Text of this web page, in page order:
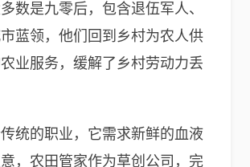
数是九零后，包含退伍军人、
蓝领，他们回到乡村为农人供
业服务，缓解了乡村劳动力丢
统的职业，它需求新鲜的血液
，农田管家作为草创公司，完